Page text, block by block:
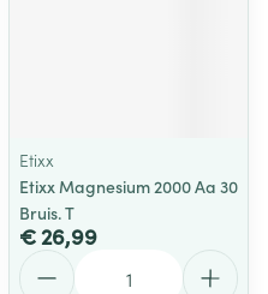
Etixx
Etixx Magnesium 2000 Aa 30
Bruis. T
€ 26,99